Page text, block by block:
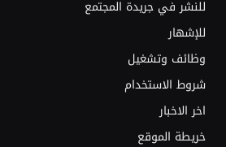
للنشر في جريدة المجتمع
للإشهار
وظائف وتشغيل
شروط الاستخدام
اخر الاخبار
خريطة الموقع